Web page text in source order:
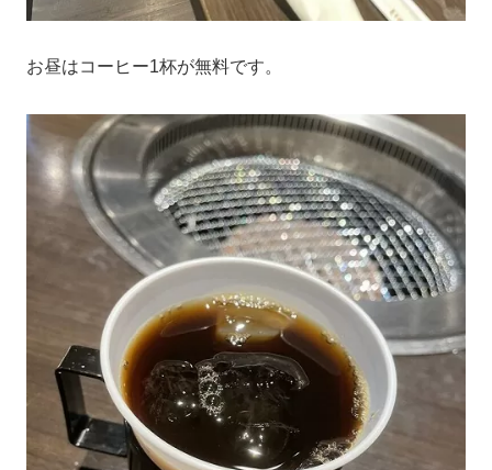
お昼はコーヒー1杯が無料です。